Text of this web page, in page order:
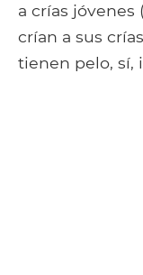
a crías
crían a sus
tienen pelo, sí,